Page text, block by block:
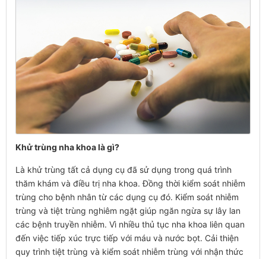
Khử trùng nha khoa là gì?
Là khử trùng tất cả dụng cụ đã sử dụng trong quá trình
thăm khám và điều trị nha khoa. Đồng thời kiểm soát nhiễm
trùng cho bệnh nhân từ các dụng cụ đó. Kiểm soát nhiễm
trùng và tiệt trùng nghiêm ngặt giúp ngăn ngừa sự lây lan
các bệnh truyền nhiễm. Vì nhiều thủ tục nha khoa liên quan
đến việc tiếp xúc trực tiếp với máu và nước bọt. Cải thiện
quy trình tiệt trùng và kiểm soát nhiễm trùng với nhận thức